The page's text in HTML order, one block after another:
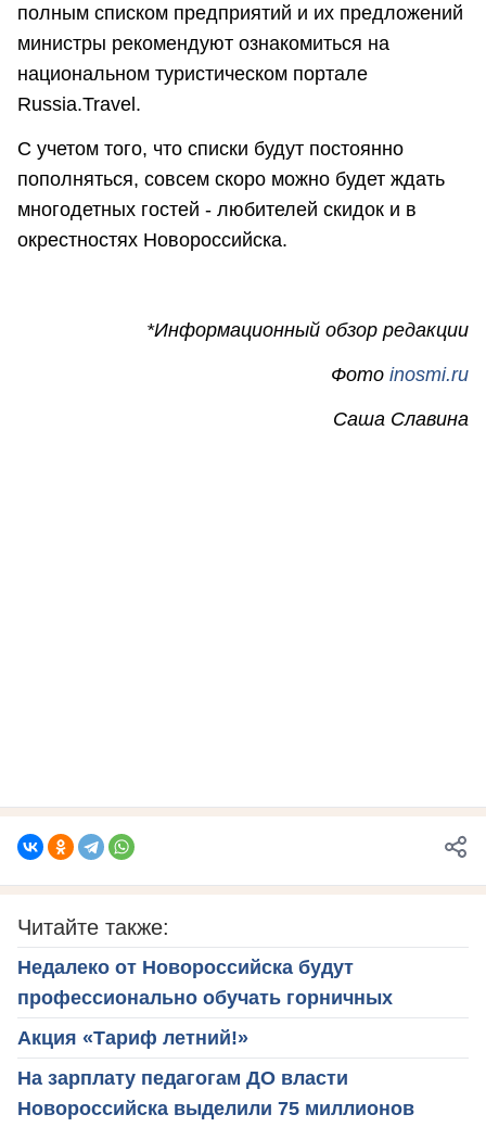
полным списком предприятий и их предложений
министры рекомендуют ознакомиться на
национальном туристическом портале
Russia.Travel.
С учетом того, что списки будут постоянно
пополняться, совсем скоро можно будет ждать
многодетных гостей - любителей скидок и в
окрестностях Новороссийска.
*Информационный обзор редакции
Фото inosmi.ru
Саша Славина
Читайте также:
Недалеко от Новороссийска будут
профессионально обучать горничных
Акция «Тариф летний!»
На зарплату педагогам ДО власти
Новороссийска выделили 75 миллионов